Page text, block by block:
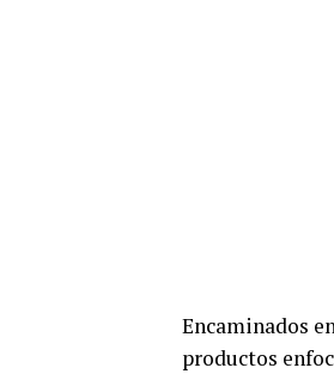
Encaminados
productos